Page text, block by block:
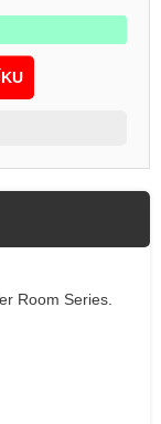
Room Series.